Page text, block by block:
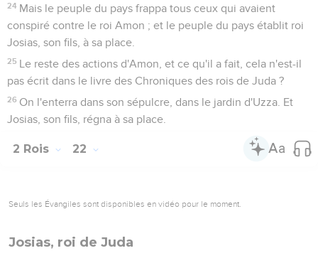
24 Mais le peuple du pays frappa tous ceux qui avaient
conspiré contre le roi Amon ; et le peuple du pays établit roi
Josias, son fils, à sa place.
25 Le reste des actions d'Amon, et ce qu'il a fait, cela n'est-il
pas écrit dans le livre des Chroniques des rois de Juda ?
26 On l'enterra dans son sépulcre, dans le jardin d'Uzza. Et
Josias, son fils, régna à sa place.
2 Rois 22
Seuls les Évangiles sont disponibles en vidéo pour le moment.
Josias, roi de Juda